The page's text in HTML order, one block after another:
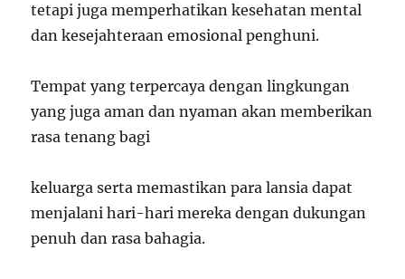
tetapi juga memperhatikan kesehatan mental
dan kesejahteraan emosional penghuni.
Tempat yang terpercaya dengan lingkungan
yang juga aman dan nyaman akan memberikan
rasa tenang bagi
keluarga serta memastikan para lansia dapat
menjalani hari-hari mereka dengan dukungan
penuh dan rasa bahagia.